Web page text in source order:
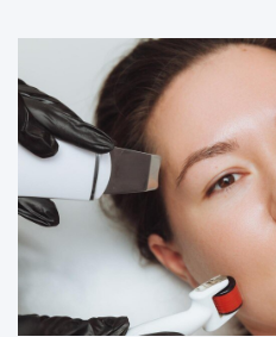
w
a
j
ą
j
k
o
ś
w
k
m
c
h
o
e
s
t
l